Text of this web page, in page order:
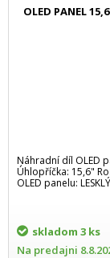
OLED PANEL
Náhradní díl OLED
Úhlopříčka: 15,6"
OLED panelu:
skladom 3 ks
Na predajni